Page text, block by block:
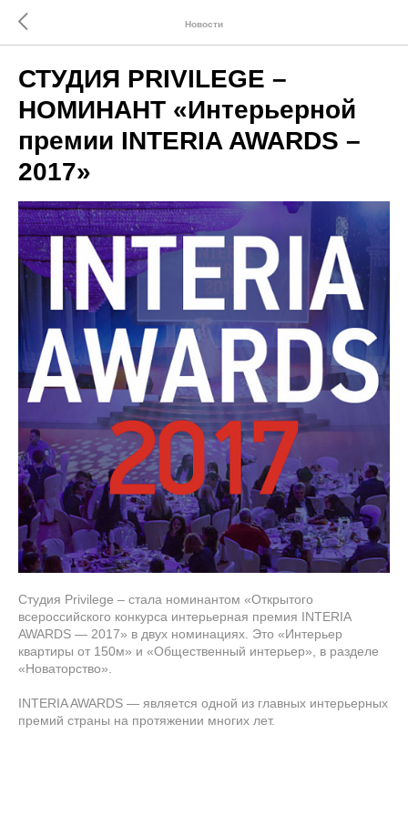
Новости
СТУДИЯ PRIVILEGE –
НОМИНАНТ «Интерьерной
премии INTERIA AWARDS –
2017»
Студия Privilege – стала номинантом «Открытого
всероссийского конкурса интерьерная премия INTERIA
AWARDS — 2017» в двух номинациях. Это «Интерьер
квартиры от 150м» и «Общественный интерьер», в разделе
«Новаторство».
INTERIA AWARDS — является одной из главных интерьерных
премий страны на протяжении многих лет.